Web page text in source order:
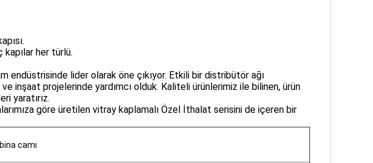
her türlü.
endüstrisinde lider olarak öne çıkıyor. Etkili bir distribütör ağı
inşaat projelerinde yardımcı olduk. Kaliteli ürünlerimiz ile bilinen, ürün
yaratırız.
göre üretilen vitray kaplamalı Özel İthalat serisini de içeren bir
camı